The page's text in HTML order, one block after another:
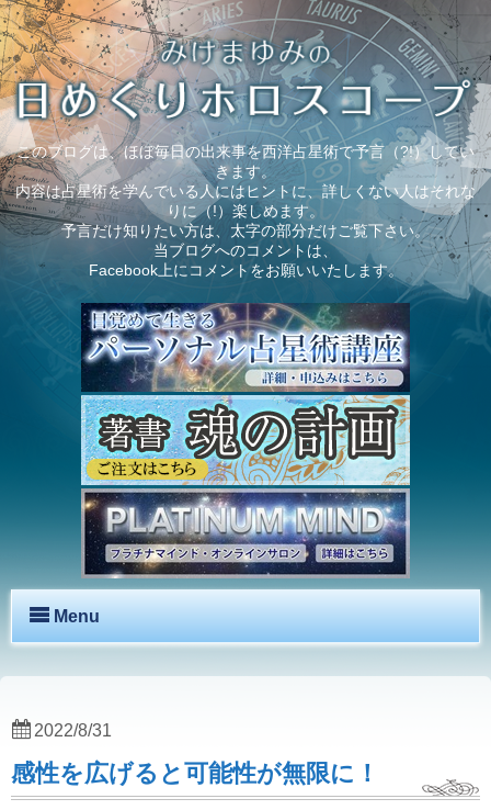
このブログは、ほぼ毎日の出来事を西洋占星術で予言（?!）してい
きます。
内容は占星術を学んでいる人にはヒントに、詳しくない人はそれな
りに（!）楽しめます。
予言だけ知りたい方は、太字の部分だけご覧下さい。
当ブログへのコメントは、
Facebook上にコメントをお願いいたします。
Menu
感性を広げると可能性が無限に！
2022/8/31